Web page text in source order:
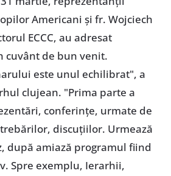
Americani şi fr. Wojciech
ECCC, au adresat
cuvânt de bun venit.
este unul echilibrat", a
clujean. "Prima parte a
conferinţe, urmate de
discuţiilor. Urmează
după amiază programul fiind
Spre exemplu, Ierarhii,